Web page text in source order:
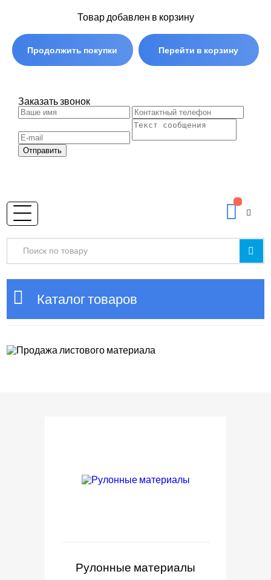
Товар добавлен в корзину
Продолжить покупки Перейти в корзину
Заказать звонок
Отправить
Каталог товаров
Рулонные материалы